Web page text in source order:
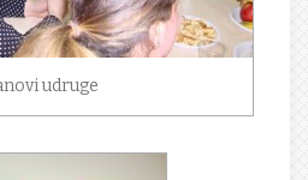
udruge